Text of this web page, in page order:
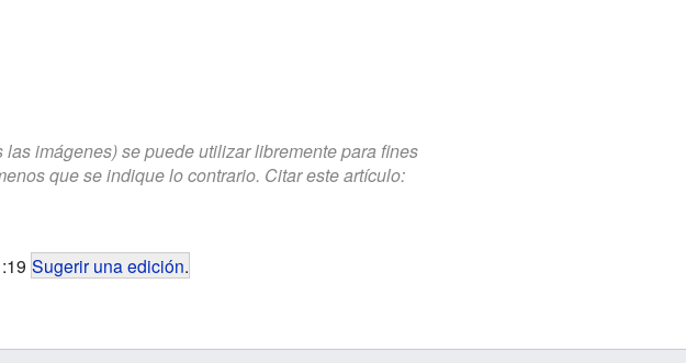
imágenes) se puede utilizar libremente para fines
que se indique lo contrario. Citar este artículo:
Sugerir una edición.